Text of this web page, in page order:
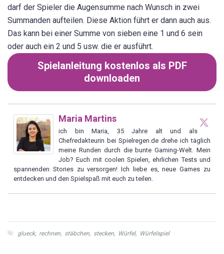
darf der Spieler die Augensumme nach Wunsch in zwei
Summanden aufteilen. Diese Aktion führt er dann auch aus.
Das kann bei einer Summe von sieben eine 1 und 6 sein
oder auch ein 2 und 5 usw. die er ausführt.
Spielanleitung kostenlos als PDF
downloaden
Maria Martins
ich bin Maria, 35 Jahre alt und als
Chefredakteurin bei Spielregen.de drehe ich täglich
meine Runden durch die bunte Gaming-Welt. Mein
Job? Euch mit coolen Spielen, ehrlichen Tests und
spannenden Stories zu versorgen! Ich liebe es, neue Games zu
entdecken und den Spielspaß mit euch zu teilen.
glueck, rechnen, stäbchen, stecken, Würfel, Würfelspiel